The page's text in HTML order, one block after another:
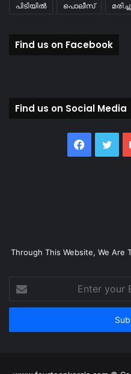
പിടിയിൽ പൊലീസ്
Find us on Facebook
Find us on Social Media
Through This Website, We Are
your
Email